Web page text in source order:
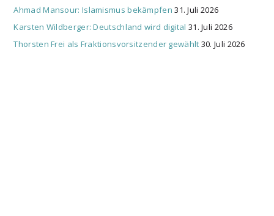
Ahmad Mansour: Islamismus bekämpfen 31. Juli 2026
Karsten Wildberger: Deutschland wird digital 31. Juli 2026
Thorsten Frei als Fraktionsvorsitzender gewählt 30. Juli 2026